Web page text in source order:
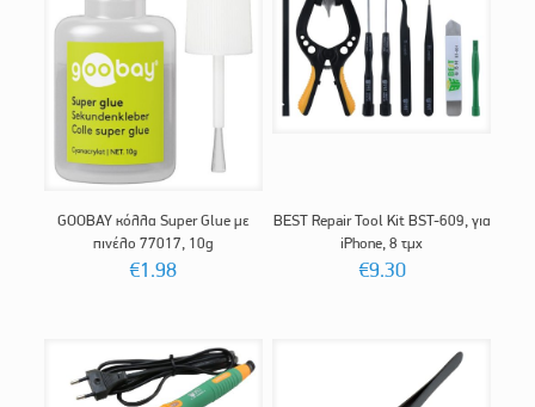
GOOBAY κόλλα Super Glue με
πινέλο 77017, 10g
€1.98
BEST Repair Tool Kit BST-609, για
iPhone, 8 τμχ
€9.30